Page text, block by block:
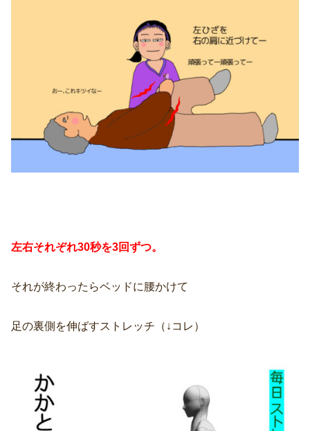
左右それぞれ30秒を3回ずつ。
それが終わったらベッドに腰かけて
足の裏側を伸ばすストレッチ（↓コレ）